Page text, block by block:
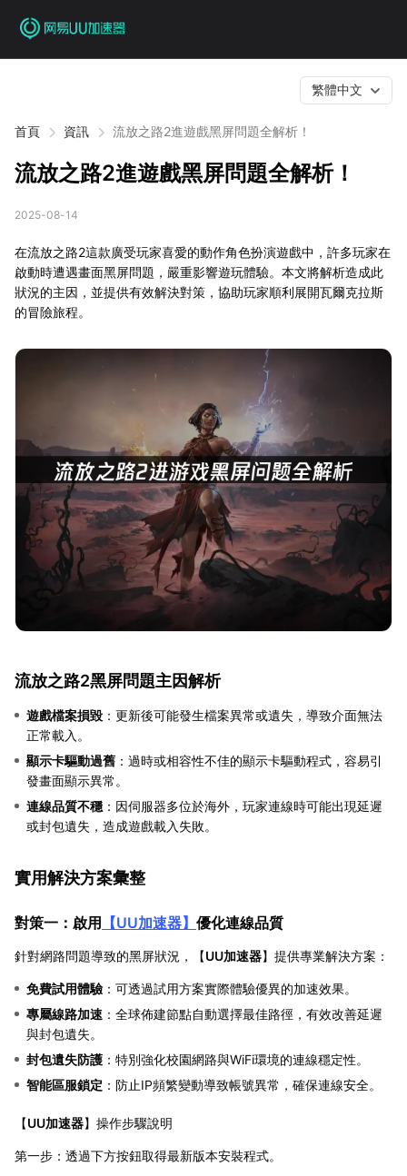
首頁 資訊 流放之路2進遊戲黑屏問題全解析！
繁體中文
流放之路2進遊戲黑屏問題全解析！
2025-08-14
在流放之路2這款廣受玩家喜愛的動作角色扮演遊戲中，許多玩家在
啟動時遭遇畫面黑屏問題，嚴重影響遊玩體驗。本文將解析造成此
狀況的主因，並提供有效解決對策，協助玩家順利展開瓦爾克拉斯
的冒險旅程。
流放之路2黑屏問題主因解析
遊戲檔案損毀 ：更新後可能發生檔案異常或遺失，導致介面無法
正常載入。
顯示卡驅動過舊 ：過時或相容性不佳的顯示卡驅動程式，容易引
發畫面顯示異常。
連線品質不穩 ：因伺服器多位於海外，玩家連線時可能出現延遲
或封包遺失，造成遊戲載入失敗。
實用解決方案彙整
對策一：啟用 【UU加速器】 優化連線品質
針對網路問題導致的黑屏狀況，【UU加速器】提供專業解決方案：
免費試用體驗 ：可透過試用方案實際體驗優異的加速效果。
專屬線路加速 ：全球佈建節點自動選擇最佳路徑，有效改善延遲
與封包遺失。
封包遺失防護 ：特別強化校園網路與WiFi環境的連線穩定性。
智能區服鎖定 ：防止IP頻繁變動導致帳號異常，確保連線安全。
【UU加速器】操作步驟說明
第一步：透過下方按鈕取得最新版本安裝程式。